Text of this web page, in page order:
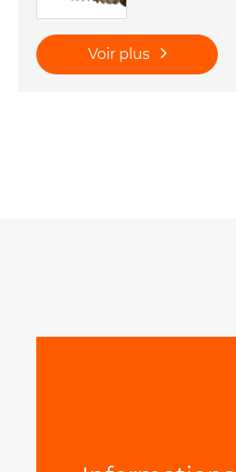
Voir plus